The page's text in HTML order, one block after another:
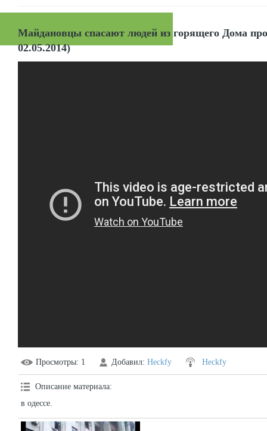
Майдановцы спасают людей из горящего Дома
02.05.2014)
Просмотры: 1 Добавил: Heckfy Heckfy
Описание материала:
в одессе.